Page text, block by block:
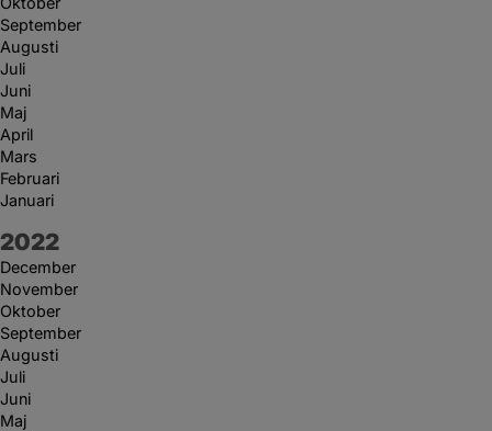
September
Augusti
Juli
Juni
Maj
April
Mars
Februari
Januari
År:
2022
December
November
Oktober
September
Augusti
Juli
Juni
Maj